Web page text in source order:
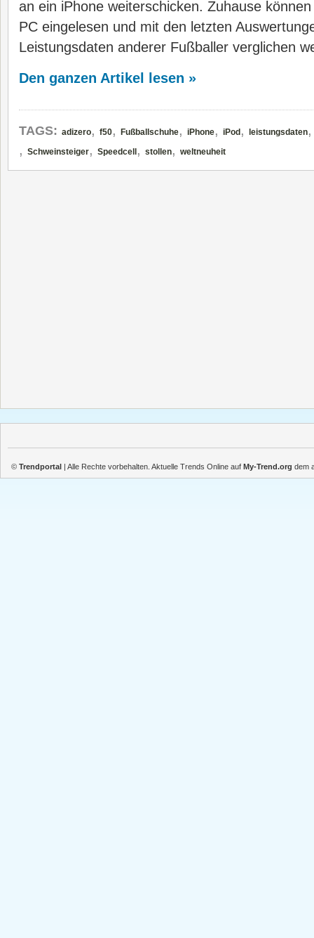
an ein iPhone weiterschicken. Zuhause
PC eingelesen und mit den letzten
Leistungsdaten anderer Fußballer verglichen
Den ganzen Artikel lesen »
TAGS: adizero, f50, Fußballschuhe, iPhone, iPod , leistungsdaten
, Schweinsteiger, Speedcell , stollen, weltneuheit
© Trendportal | Alle Rechte vorbehalten. Aktuelle Trends Online auf My-Trend.org dem